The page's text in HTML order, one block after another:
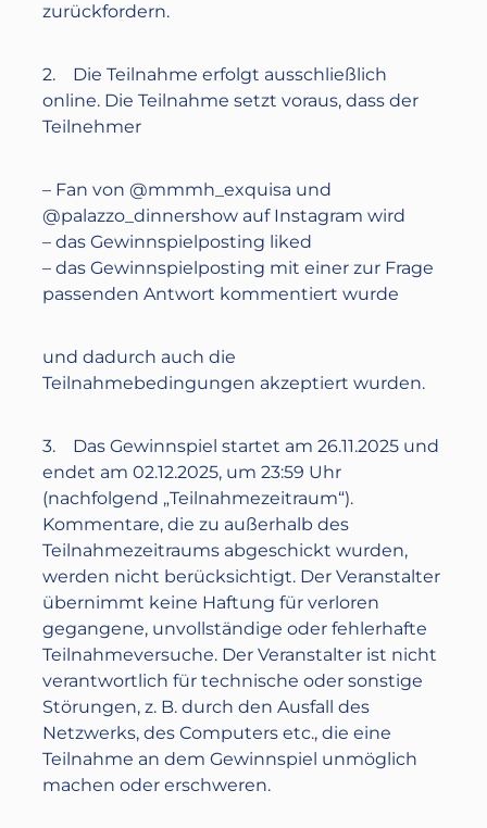
zurückfordern.
2. Die Teilnahme erfolgt ausschließlich
online. Die Teilnahme setzt voraus, dass der
Teilnehmer
– Fan von @mmmh_exquisa und
@palazzo_dinnershow auf Instagram wird
– das Gewinnspielposting liked
– das Gewinnspielposting mit einer zur Frage
passenden Antwort kommentiert wurde
und dadurch auch die
Teilnahmebedingungen akzeptiert wurden.
3. Das Gewinnspiel startet am26.11.2025 und
endet am02.12.2025, ‪um23:59 Uhr
(nachfolgend „Teilnahmezeitraum“).
Kommentare, die zu außerhalb des
Teilnahmezeitraums abgeschickt wurden,
werden nicht berücksichtigt. Der Veranstalter
übernimmt keine Haftung für verloren
gegangene, unvollständige oder fehlerhafte
Teilnahmeversuche. Der Veranstalter ist nicht
verantwortlich für technische oder sonstige
Störungen, z. B. durch den Ausfall des
Netzwerks, des Computers etc., die eine
Teilnahme an dem Gewinnspiel unmöglich
machen oder erschweren.